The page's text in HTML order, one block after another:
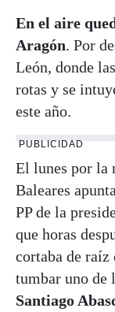
En el aire
Aragón. Por
León, donde
rotas y se
este año.
PUBLICIDAD
El lunes por la
Baleares
PP de la
que horas
cortaba de raíz
tumbar uno de
Santiago